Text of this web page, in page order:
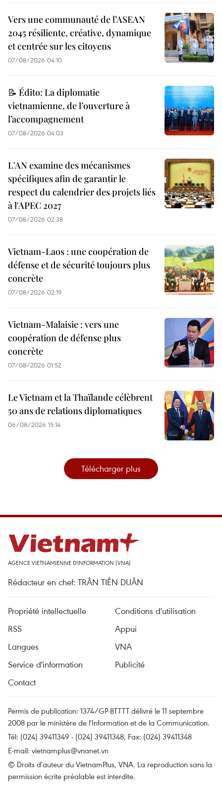
Vers une communauté de l’ASEAN
2045 résiliente, créative, dynamique
et centrée sur les citoyens
07/08/2026 04:10
📝 Édito: La diplomatie
vietnamienne, de l’ouverture à
l’accompagnement
07/08/2026 04:03
L'AN examine des mécanismes
spécifiques afin de garantir le
respect du calendrier des projets liés
à l'APEC 2027
07/08/2026 02:38
Vietnam-Laos : une coopération de
défense et de sécurité toujours plus
concrète
07/08/2026 02:19
Vietnam-Malaisie : vers une
coopération de défense plus
concrète
07/08/2026 01:52
Le Vietnam et la Thaïlande célèbrent
50 ans de relations diplomatiques
06/08/2026 15:14
Télécharger plus
AGENCE VIETNAMIENNE D'INFORMATION (VNA)
Rédacteur en chef: TRÂN TIÊN DUÂN
Propriété intellectuelle
Conditions d'utilisation
RSS
Appui
Langues
VNA
Service d'information
Publicité
Contact
Permis de publication: 1374/GP-BTTTT délivré le 11 septembre
2008 par le ministère de l'Information et de la Communication.
Tél: (024) 39411349 - (024) 39411348, Fax: (024) 39411348
E-mail: vietnamplus@vnanet.vn
© Droits d'auteur du VietnamPlus, VNA. La reproduction sans la
permission écrite préalable est interdite.